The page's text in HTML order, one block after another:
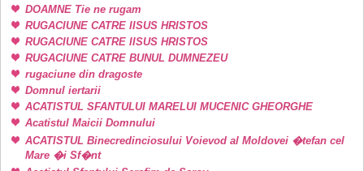
DOAMNE Tie ne rugam
RUGACIUNE CATRE IISUS HRISTOS
RUGACIUNE CATRE IISUS HRISTOS
RUGACIUNE CATRE BUNUL DUMNEZEU
rugaciune din dragoste
Domnul iertarii
ACATISTUL SFANTULUI MARELUI MUCENIC GHEORGHE
Acatistul Maicii Domnului
ACATISTUL Binecredinciosului Voievod al Moldovei �tefan cel
Mare �i Sf�nt